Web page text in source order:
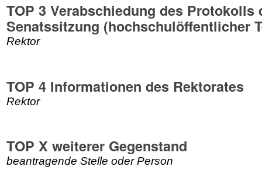
TOP 3 Verabschiedung des Protokolls
Senatssitzung (hochschulöffentlicher
Rektor
TOP 4 Informationen des Rektorates
Rektor
TOP X weiterer Gegenstand
beantragende Stelle oder Person